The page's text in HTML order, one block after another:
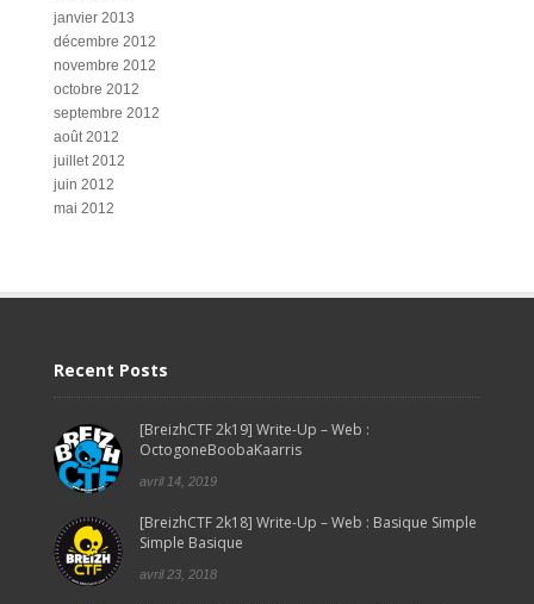
janvier 2013
décembre 2012
novembre 2012
octobre 2012
septembre 2012
août 2012
juillet 2012
juin 2012
mai 2012
Recent Posts
[BreizhCTF 2k19] Write-Up – Web :
OctogoneBoobaKaarris
avril 14, 2019
[BreizhCTF 2k18] Write-Up – Web : Basique Simple
Simple Basique
avril 23, 2018